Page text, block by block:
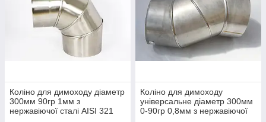
Коліно для димоходу діаметр
300мм 90гр 1мм з
нержавіючої сталі AISI 321
Коліно для димоходу
універсальне діаметр 300мм
0-90гр 0,8мм з нержавіючої